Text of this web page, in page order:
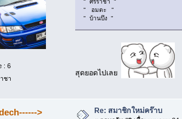
: 6
ชา
" ศรีราชา "
" อมตะ "
" บ้านบึง "
สุดยอดไปเลย
> Re: สมาชิกใหม่คร๊าบ